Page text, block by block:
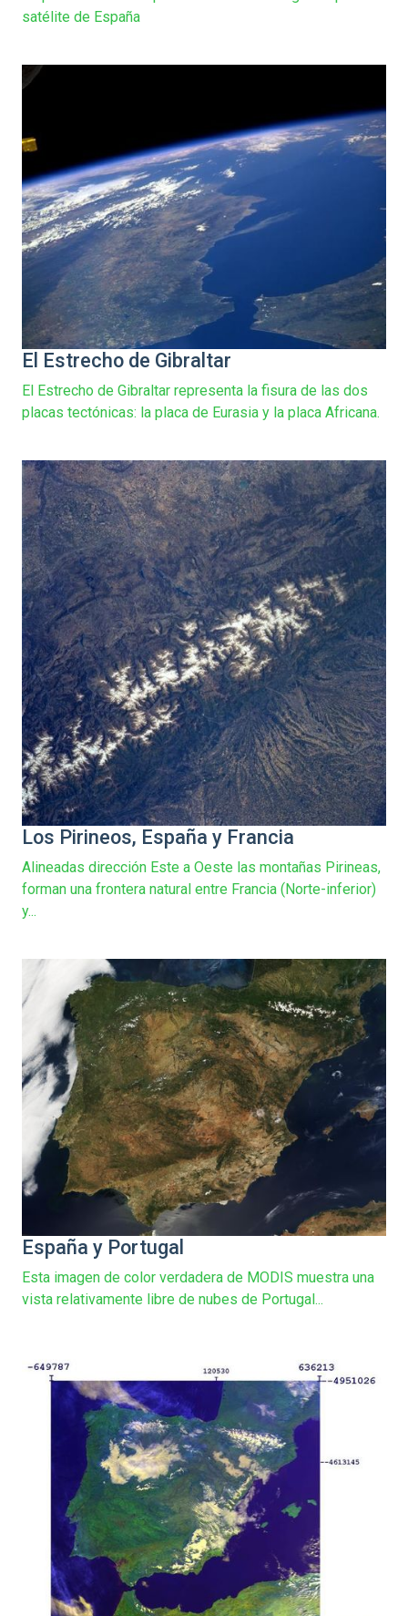
satélite de España
El Estrecho de Gibraltar
El Estrecho de Gibraltar representa la fisura de las dos
placas tectónicas: la placa de Eurasia y la placa Africana.
Los Pirineos, España y Francia
Alineadas dirección Este a Oeste las montañas Pirineas,
forman una frontera natural entre Francia (Norte-inferior)
y...
España y Portugal
Esta imagen de color verdadera de MODIS muestra una
vista relativamente libre de nubes de Portugal...